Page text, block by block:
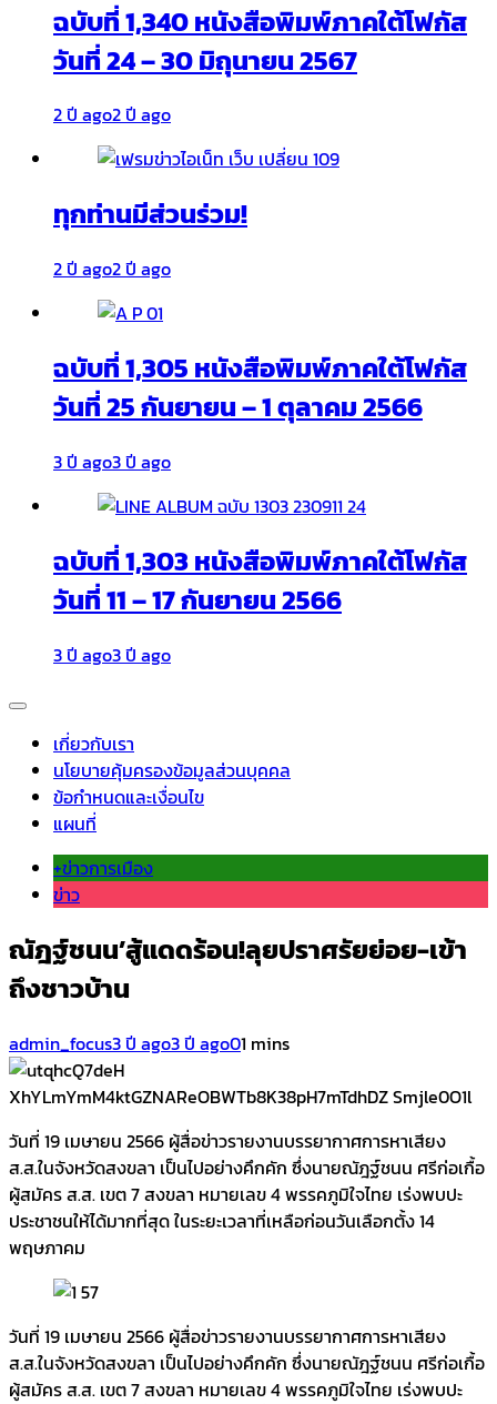
ฉบับที่ 1,340 หนังสือพิมพ์ภาคใต้โฟกัส
วันที่ 24 – 30 มิถุนายน 2567
2 ปี ago2 ปี ago
ทุกท่านมีส่วนร่วม!
2 ปี ago2 ปี ago
ฉบับที่ 1,305 หนังสือพิมพ์ภาคใต้โฟกัส
วันที่ 25 กันยายน – 1 ตุลาคม 2566
3 ปี ago3 ปี ago
ฉบับที่ 1,303 หนังสือพิมพ์ภาคใต้โฟกัส
วันที่ 11 – 17 กันยายน 2566
3 ปี ago3 ปี ago
เกี่ยวกับเรา
นโยบายคุ้มครองข้อมูลส่วนบุคคล
ข้อกำหนดและเงื่อนไข
แผนที่
+ข่าวการเมือง
ข่าว
ณัฎฐ์ชนน’สู้แดดร้อน!ลุยปราศรัยย่อย-เข้า
ถึงชาวบ้าน
admin_focus3 ปี ago3 ปี ago01 mins
วันที่ 19 เมษายน 2566 ผู้สื่อข่าวรายงานบรรยากาศการหาเสียง
ส.ส.ในจังหวัดสงขลา เป็นไปอย่างคึกคัก ซึ่งนายณัฎฐ์ชนน ศรีก่อเกื้อ
ผู้สมัคร ส.ส. เขต 7 สงขลา หมายเลข 4 พรรคภูมิใจไทย เร่งพบปะ
ประชาชนให้ได้มากที่สุด ในระยะเวลาที่เหลือก่อนวันเลือกตั้ง 14
พฤษภาคม
วันที่ 19 เมษายน 2566 ผู้สื่อข่าวรายงานบรรยากาศการหาเสียง
ส.ส.ในจังหวัดสงขลา เป็นไปอย่างคึกคัก ซึ่งนายณัฎฐ์ชนน ศรีก่อเกื้อ
ผู้สมัคร ส.ส. เขต 7 สงขลา หมายเลข 4 พรรคภูมิใจไทย เร่งพบปะ